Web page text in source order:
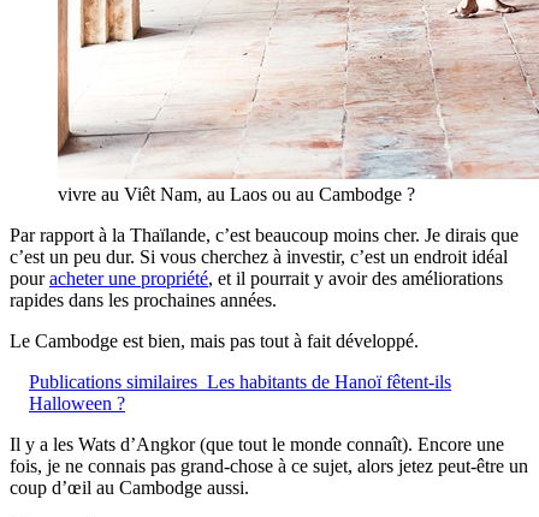
vivre au Viêt Nam, au Laos ou au Cambodge ?
Par rapport à la Thaïlande, c’est beaucoup moins cher. Je dirais que
c’est un peu dur. Si vous cherchez à investir, c’est un endroit idéal
pouracheter une propriété, et il pourrait y avoir des améliorations
rapides dans les prochaines années.
Le Cambodge est bien, mais pas tout à fait développé.
Publications similaires Les habitants de Hanoï fêtent-ils
Halloween ?
Il y a les Wats d’Angkor (que tout le monde connaît). Encore une
fois, je ne connais pas grand-chose à ce sujet, alors jetez peut-être un
coup d’œil au Cambodge aussi.